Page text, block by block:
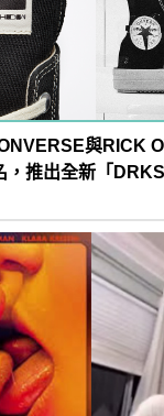
與RICK
，推出全新「